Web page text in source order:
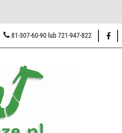
81-307-60-90 lub 721-947-822
Zakuwanie